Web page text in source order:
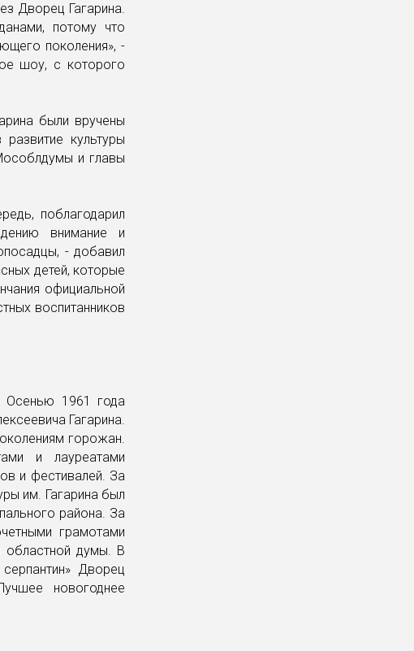
Дворец Гагарина.
потому что
поколения», -
шоу, с которого
были вручены
культуры
и главы
поблагодарил
внимание и
- добавил
детей, которые
официальной
воспитанников
Осенью 1961 года
Гагарина.
горожан.
и лауреатами
и фестивалей. За
им. Гагарина был
района. За
грамотами
областной думы. В
Дворец
новогоднее